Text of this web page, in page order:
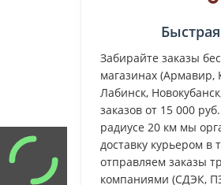
Забирайте заказы
магазинах (Армавир,
Лабинск,
заказов от 15 000
радиусе 20 км мы
доставку курьером в
отправляем заказы
компаниями (СДЭК,